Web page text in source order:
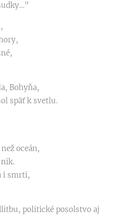
Bohyňa,
späť k svetlu.
oceán,
i smrti,
politické posolstvo aj